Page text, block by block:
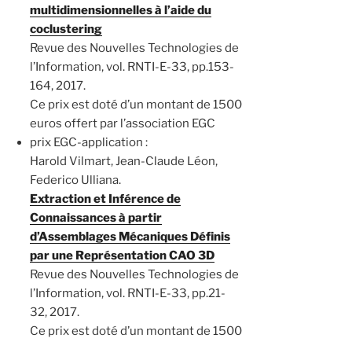
multidimensionnelles à l’aide du
coclustering
Revue des Nouvelles Technologies de
l’Information, vol. RNTI-E-33, pp.153-
164, 2017.
Ce prix est doté d’un montant de 1500
euros offert par l’association EGC
prix EGC-application :
Harold Vilmart, Jean-Claude Léon,
Federico Ulliana.
Extraction et Inférence de
Connaissances à partir
d’Assemblages Mécaniques Définis
par une Représentation CAO 3D
Revue des Nouvelles Technologies de
l’Information, vol. RNTI-E-33, pp.21-
32, 2017.
Ce prix est doté d’un montant de 1500